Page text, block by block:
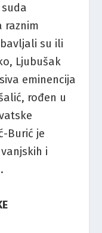
raznim
su ili
Ljubušak
eminencija
rođen u
Burić je
i